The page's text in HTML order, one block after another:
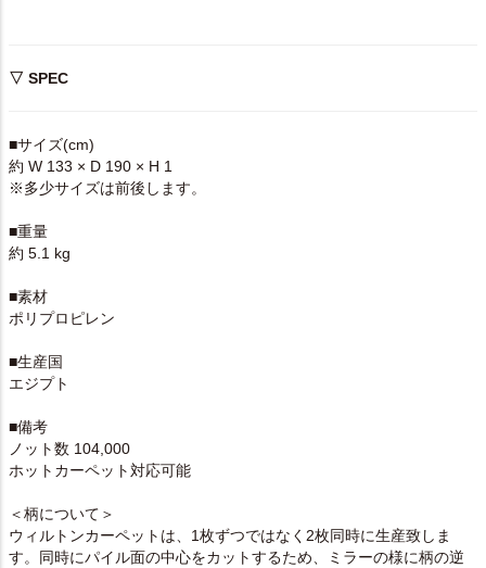
▽ SPEC
■サイズ(cm)
約 W 133 × D 190 × H 1
※多少サイズは前後します。
■重量
約 5.1 kg
■素材
ポリプロピレン
■生産国
エジプト
■備考
ノット数 104,000
ホットカーペット対応可能
＜柄について＞
ウィルトンカーペットは、1枚ずつではなく2枚同時に生産致しま
す。同時にパイル面の中心をカットするため、ミラーの様に柄の逆